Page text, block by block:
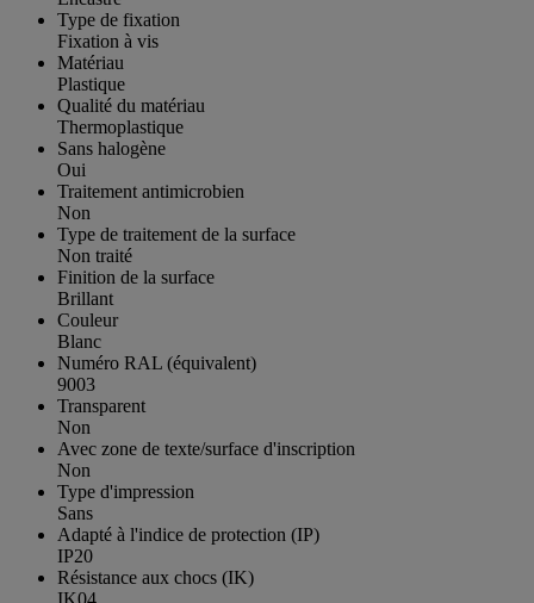
Type de fixation
Fixation à vis
Matériau
Plastique
Qualité du matériau
Thermoplastique
Sans halogène
Oui
Traitement antimicrobien
Non
Type de traitement de la surface
Non traité
Finition de la surface
Brillant
Couleur
Blanc
Numéro RAL (équivalent)
9003
Transparent
Non
Avec zone de texte/surface d'inscription
Non
Type d'impression
Sans
Adapté à l'indice de protection (IP)
IP20
Résistance aux chocs (IK)
IK04